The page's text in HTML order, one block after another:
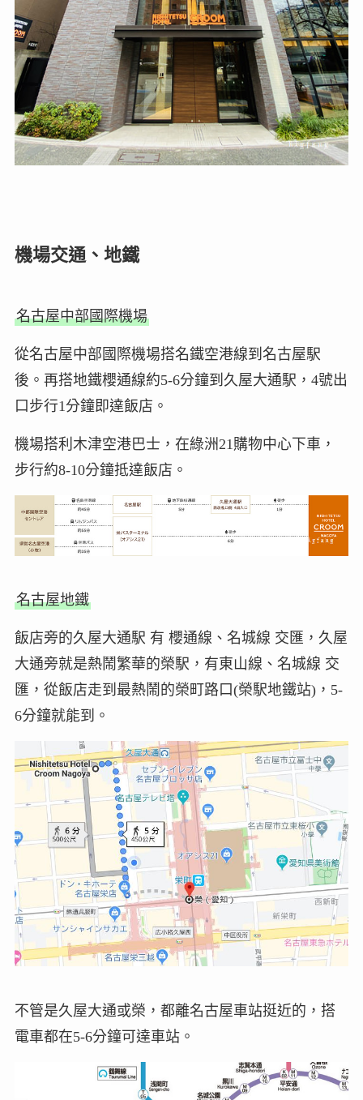
機場交通、地鐵
名古屋中部國際機場
從名古屋中部國際機場搭名鐵空港線到名古屋駅
後。再搭地鐵櫻通線約5-6分鐘到久屋大通駅，4號出
口步行1分鐘即達飯店。
機場搭利木津空港巴士，在綠洲21購物中心下車，
步行約8-10分鐘抵達飯店。
名古屋地鐵
飯店旁的久屋大通駅 有 櫻通線、名城線 交匯，久屋
大通旁就是熱鬧繁華的榮駅，有東山線、名城線 交
匯，從飯店走到最熱鬧的榮町路口(榮駅地鐵站)，5-
6分鐘就能到。
不管是久屋大通或榮，都離名古屋車站挺近的，搭
電車都在5-6分鐘可達車站。